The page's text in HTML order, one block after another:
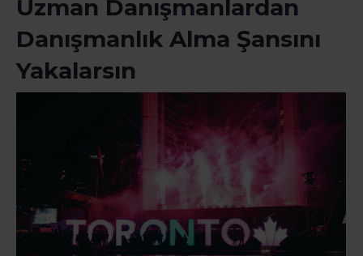
Uzman Danışmanlardan
Danışmanlık Alma Şansını
Yakalarsın